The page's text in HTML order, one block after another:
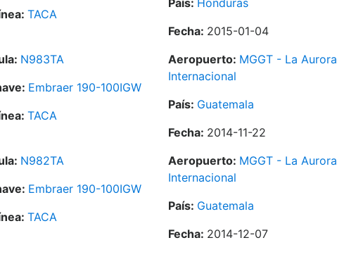
TACA
País: Honduras
Fecha: 2015-01-04
N983TA
Embraer 190-100IGW
TACA
Aeropuerto: MGGT - La Aurora
Internacional
País: Guatemala
Fecha: 2014-11-22
N982TA
Embraer 190-100IGW
TACA
Aeropuerto: MGGT - La Aurora
Internacional
País: Guatemala
Fecha: 2014-12-07